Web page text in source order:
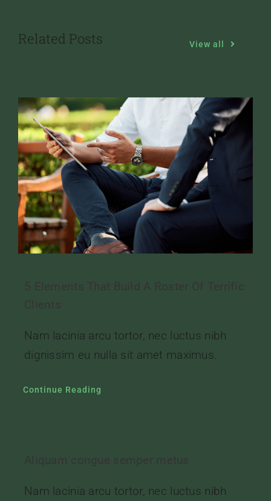
Related Posts View all
Nam lacinia arcu tortor, nec luctus nibh
dignissim eu nulla sit amet maximus.
Continue Reading
Nam lacinia arcu tortor, nec luctus nibh